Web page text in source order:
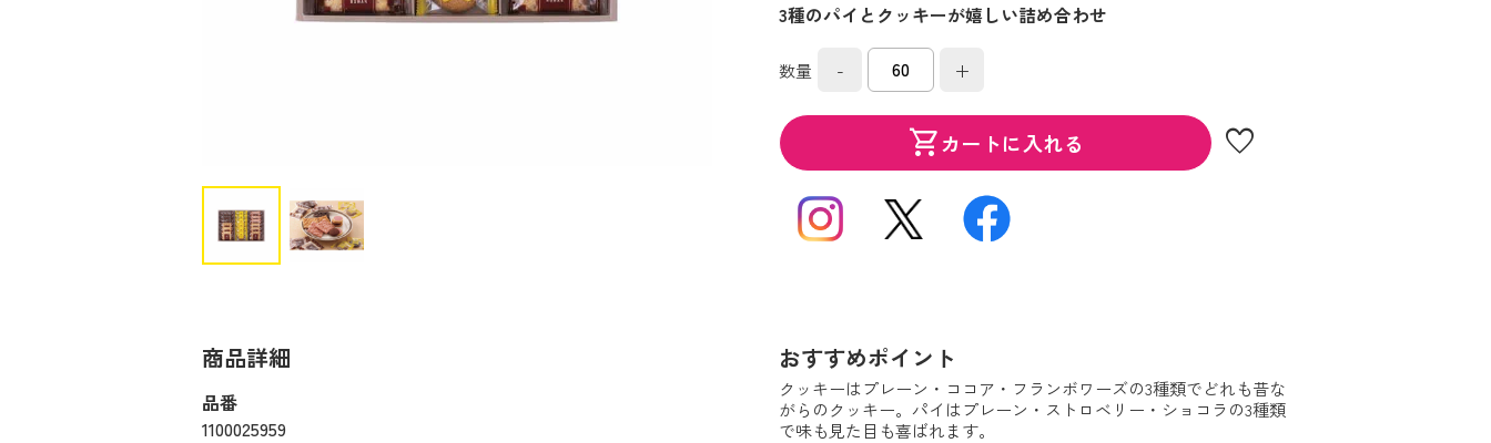
3種のパイとクッキーが嬉しい詰め合わせ
数量 - +
shopping_cartカートに入れる favorite
商品詳細
品番
1100025959
おすすめポイント
クッキーはプレーン・ココア・フランボワーズの3種類でどれも昔な
がらのクッキー。パイはプレーン・ストロベリー・ショコラの3種類
で味も見た目も喜ばれます。